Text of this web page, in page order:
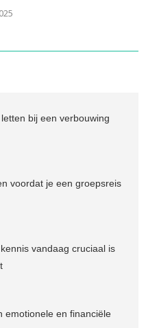
bij een verbouwing
voordat je een groepsreis
vandaag cruciaal is
emotionele en financiële